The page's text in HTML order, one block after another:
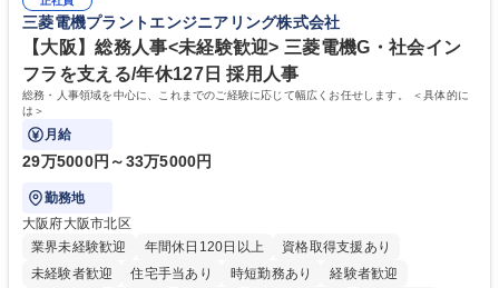
務・人事】未経験歓迎/日立グループ/組織運営を支えるゼネラリストを目
指す
のご経験 ■労務管理（給与計算・社会保険手続き・勤怠管理など）の経験
■衛生管理者の資格をお持ちの方 学歴・資格 学歴：大学院 大学 高専 短大
専修学校 高校 語学力： 資格：
三菱電機プラントエンジニアリング株式会社
【大阪】総務人事<未経験歓迎> 三菱電機G・社会イン
フラを支える/年休127日 採用人事
総務・人事領域を中心に、これまでのご経験に応じて幅広くお任せします。 ＜具体的に
は＞
月給
29万5000円～33万5000円
勤務地
大阪府大阪市北区
業界未経験歓迎
年間休日120日以上
資格取得支援あり
未経験者歓迎
住宅手当あり 時短勤務あり 経験者歓迎